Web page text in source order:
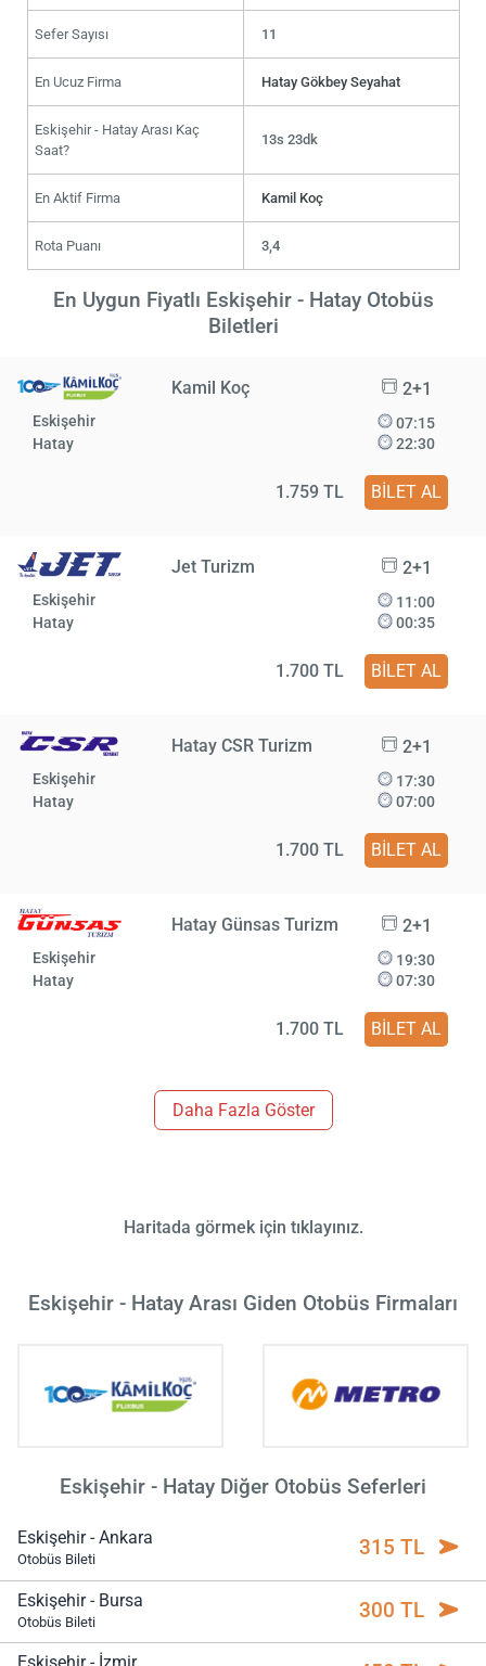
Sefer Sayısı 11
En Ucuz Firma Hatay Gökbey Seyahat
Eskişehir - Hatay Arası Kaç
Saat?
13s 23dk
En Aktif Firma Kamil Koç
Rota Puanı 3,4
En Uygun Fiyatlı Eskişehir - Hatay Otobüs
Biletleri
Kamil Koç 2+1
Eskişehir
Hatay
07:15
22:30
1.759 TL BİLET AL
Jet Turizm 2+1
Eskişehir
Hatay
11:00
00:35
1.700 TL BİLET AL
Hatay CSR Turizm 2+1
Eskişehir
Hatay
17:30
07:00
1.700 TL BİLET AL
Hatay Günsas Turizm 2+1
Eskişehir
Hatay
19:30
07:30
1.700 TL BİLET AL
Daha Fazla Göster
Haritada görmek için tıklayınız.
Eskişehir - Hatay Arası Giden Otobüs Firmaları
Eskişehir - Hatay Diğer Otobüs Seferleri
Eskişehir - Ankara
Otobüs Bileti 315 TL
Eskişehir - Bursa
Otobüs Bileti 300 TL